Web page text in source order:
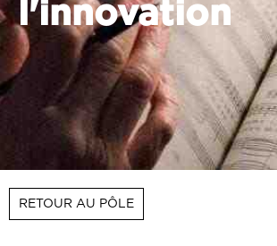
l'innovation
RETOUR AU PÔLE